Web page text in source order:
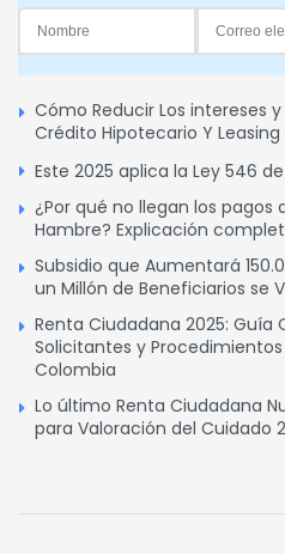
Cómo Reducir Los intereses
Crédito Hipotecario Y
Este 2025 aplica la Ley 546
¿Por qué no llegan los pagos
Hambre? Explicación
Subsidio que Aumentará
un Millón de Beneficiarios se
Renta Ciudadana 2025: Guía
Solicitantes y
Colombia
Lo último Renta Ciudadana
para Valoración del Cuidado